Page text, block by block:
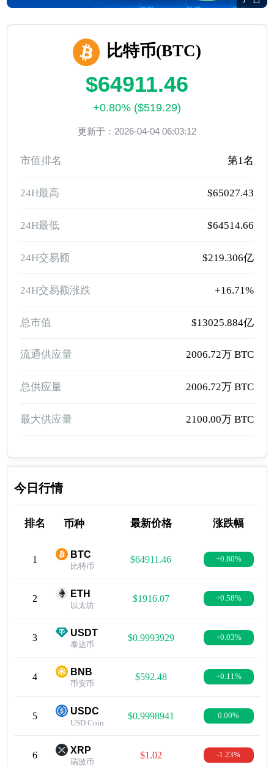
比特币(BTC)
$64911.46
+0.80% ($519.29)
更新于：2026-04-04 06:03:12
市值排名 第1名
24H最高 $65027.43
24H最低 $64514.66
24H交易额 $219.306亿
24H交易额涨跌 +16.71%
总市值 $13025.884亿
流通供应量 2006.72万 BTC
总供应量 2006.72万 BTC
最大供应量 2100.00万 BTC
今日行情
排名 币种 最新价格 涨跌幅
1 BTC
比特币
$64911.46 +0.80%
2 ETH
以太坊
$1916.07 +0.58%
3 USDT
泰达币
$0.9993929 +0.03%
4 BNB
币安币
$592.48 +0.11%
5 USDC
USD Coin
$0.9998941 0.00%
6 XRP
瑞波币
$1.02 -1.23%